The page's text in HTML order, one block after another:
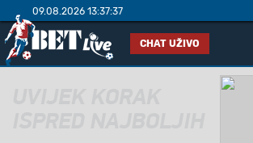
09.08.2026 13:37:38
CHAT UŽIVO